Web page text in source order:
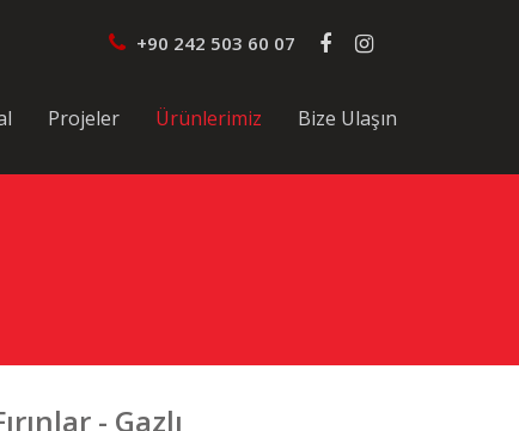
+90 242 503 60 07
Projeler Ürünlerimiz Bize Ulaşın
- Gazlı